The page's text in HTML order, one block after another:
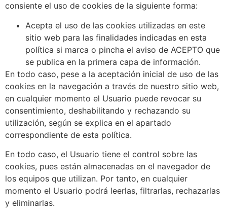
consiente el uso de cookies de la siguiente forma:
Acepta el uso de las cookies utilizadas en este
sitio web para las finalidades indicadas en esta
política si marca o pincha el aviso de ACEPTO que
se publica en la primera capa de información.
En todo caso, pese a la aceptación inicial de uso de las
cookies en la navegación a través de nuestro sitio web,
en cualquier momento el Usuario puede revocar su
consentimiento, deshabilitando y rechazando su
utilización, según se explica en el apartado
correspondiente de esta política.
En todo caso, el Usuario tiene el control sobre las
cookies, pues están almacenadas en el navegador de
los equipos que utilizan. Por tanto, en cualquier
momento el Usuario podrá leerlas, filtrarlas, rechazarlas
y eliminarlas.